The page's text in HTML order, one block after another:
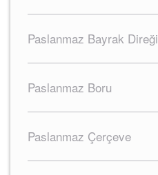
Paslanmaz Bayrak Direği
Paslanmaz Boru
Paslanmaz Çerçeve